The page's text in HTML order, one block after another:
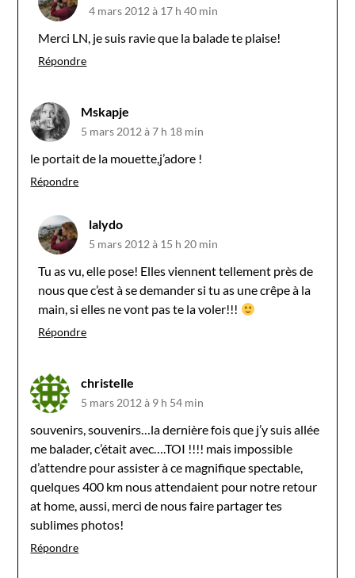
4 mars 2012 à 17 h 40 min
Merci LN, je suis ravie que la balade te plaise!
Répondre
Mskapje
5 mars 2012 à 7 h 18 min
le portait de la mouette,j’adore !
Répondre
lalydo
5 mars 2012 à 15 h 20 min
Tu as vu, elle pose! Elles viennent tellement près de
nous que c’est à se demander si tu as une crêpe à la
main, si elles ne vont pas te la voler!!!
Répondre
christelle
5 mars 2012 à 9 h 54 min
souvenirs, souvenirs…la dernière fois que j’y suis allée
me balader, c’était avec….TOI !!!! mais impossible
d’attendre pour assister à ce magnifique spectable,
quelques 400 km nous attendaient pour notre retour
at home, aussi, merci de nous faire partager tes
sublimes photos!
Répondre